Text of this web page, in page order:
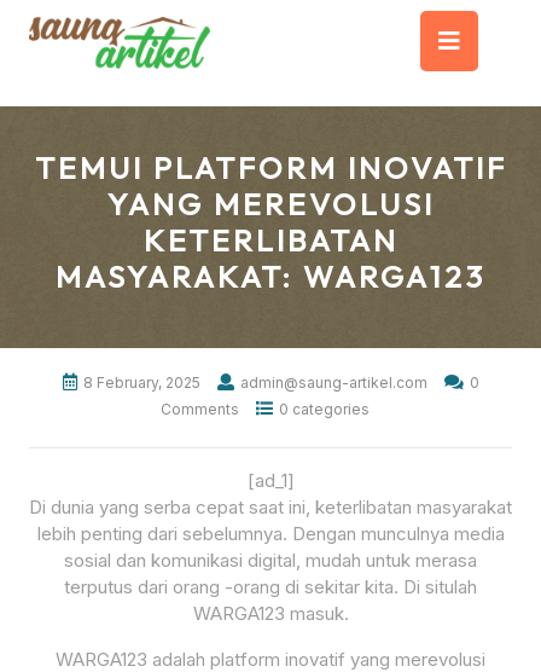
TEMUI PLATFORM INOVATIF
YANG MEREVOLUSI
KETERLIBATAN
MASYARAKAT: WARGA123
8 February, 2025 admin@saung-artikel.com
0
Comments
0 categories
[ad_1]
Di dunia yang serba cepat saat ini, keterlibatan masyarakat
lebih penting dari sebelumnya. Dengan munculnya media
sosial dan komunikasi digital, mudah untuk merasa
terputus dari orang -orang di sekitar kita. Di situlah
WARGA123 masuk.
WARGA123 adalah platform inovatif yang merevolusi